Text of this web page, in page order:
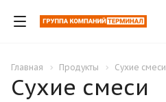
Главная Продукты Сухие смеси
Сухие смеси